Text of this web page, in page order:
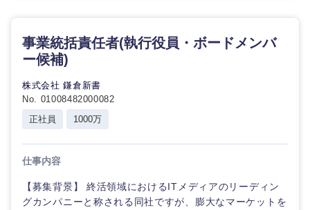
事業統括責任者(執行役員・ボードメンバ
ー候補)
株式会社 鎌倉新書
No. 01008482000082
正社員
1000万
仕事内容
【募集背景】 終活領域におけるITメディアのリーディン
グカンパニーと称される同社ですが、膨大なマーケットを